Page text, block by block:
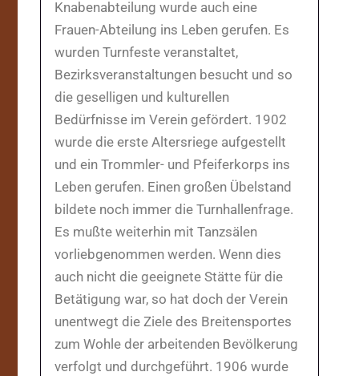
Knabenabteilung wurde auch eine
Frauen-Abteilung ins Leben gerufen. Es
wurden Turnfeste veranstaltet,
Bezirksveranstaltungen besucht und so
die geselligen und kulturellen
Bedürfnisse im Verein gefördert. 1902
wurde die erste Altersriege aufgestellt
und ein Trommler- und Pfeiferkorps ins
Leben gerufen. Einen großen Übelstand
bildete noch immer die Turnhallenfrage.
Es mußte weiterhin mit Tanzsälen
vorliebgenommen werden. Wenn dies
auch nicht die geeignete Stätte für die
Betätigung war, so hat doch der Verein
unentwegt die Ziele des Breitensportes
zum Wohle der arbeitenden Bevölkerung
verfolgt und durchgeführt. 1906 wurde